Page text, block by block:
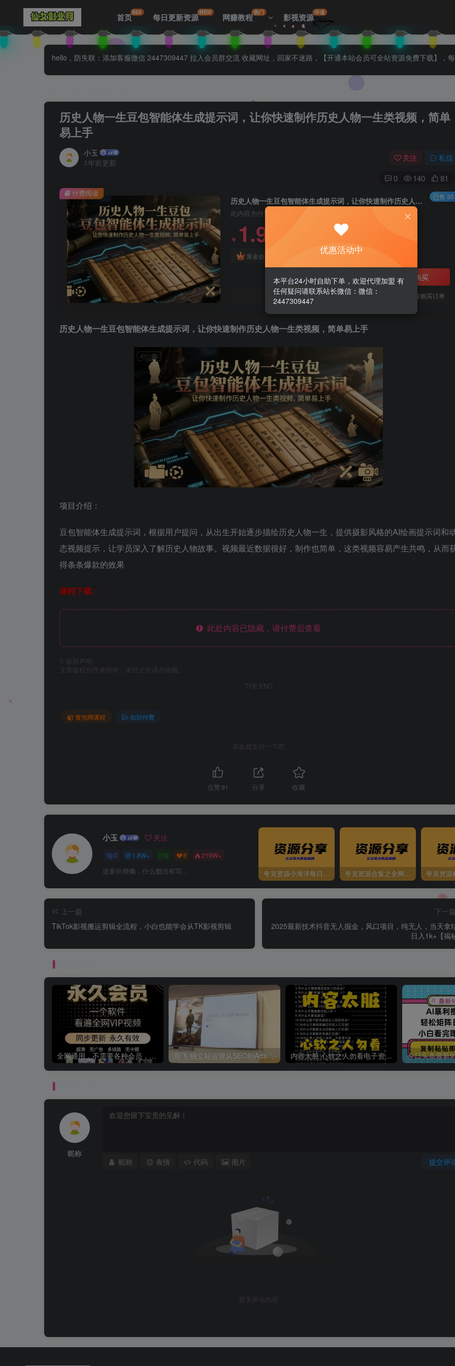
首页666 每日更新资源NEW 网赚教程热门 影视资源牛逼
hello，防失联：添加客服微信 2447309447 拉入会员群交流 收藏网址，回家不迷路，【开通本站会员可全站资源免费下载】，
历史人物一生豆包智能体生成提示词，让你快速制作历史人物一生类视频，简单
易上手
小玉
1年前更新
关注 私信
0 140 81
历史人物一生豆包智能体生成提示词，让你快速制作历史人物一生类视频，简单易上手
此内容为付费阅读，请付费后查看
￥ 1.99
黄金会员
立即购买
您当前未登录！建议登陆后购买，可保存购买订单
付费阅读 已售 30
历史人物一生豆包智能体生成提示词，让你快速制作历史人物一生类视频，简单易上手
项目介绍：
豆包智能体生成提示词，根据用户提问，从出生开始逐步描绘历史人物一生，提供摄影风格的AI绘画提示词和
态视频提示，让学员深入了解历史人物故事。视频最近数据很好，制作也简单，这类视频容易产生共鸣，从而
得条条爆款的效果
课程下载：
此处内容已隐藏，请付费后查看
版权声明
文章版权归作者所有，未经允许请勿转载。
THE END
冒泡网课程 知识付费
喜欢就支持一下吧
点赞 81 分享 收藏
小玉 关注
0 1.8W+ 0 6 219W+
这家伙很懒，什么都没有写... 夸克资源小海洋每日更新资源大汇总（持续更新） 夸克资源合集之全网影视 夸克资源
上一篇
TikTok影视搬运剪辑全流程，小白也能学会从TK影视剪辑
下一
2025最新技术抖音无人掘金，风口项目，纯无人，当天拿
日入1k+【揭
全网通用，不需要各种会员，再也不缺电影看！！ 哥飞·独立站运营从SEO到Adsense全方位攻略 内容太脏 心软之人勿看电子资料pdf
昵称
提交评
昵称 表情 代码 图片
暂无评论内容
优惠活动中
本平台24小时自助下单，欢迎代理加盟 有
任何疑问请联系站长微信：微信：
2447309447